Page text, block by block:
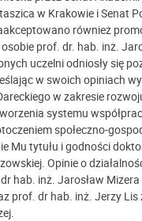
w Krakowie i Senat
również
prof. dr. hab. inż.
uczelni odniosły się
w swoich opiniach
w zakresie
systemu
społeczno-
Mu tytułu i godności
Opinie o
hab. inż. Jarosław
prof. dr hab. inż. Jerzy Lis